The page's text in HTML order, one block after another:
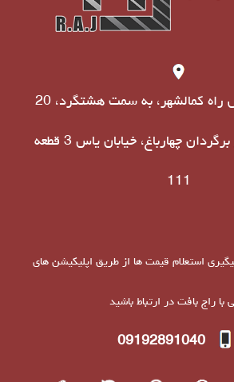
کرج، بعد از پلیس راه کمالشهر، به سمت هشتگرد، 20
متر جلوتر از دور برگردان چهارباغ، خیابان یاس 3 قطعه
111
استعلام قیمت ها از طریق اپلیکیشن های
با راج بافت در ارتباط باشید
09192891040